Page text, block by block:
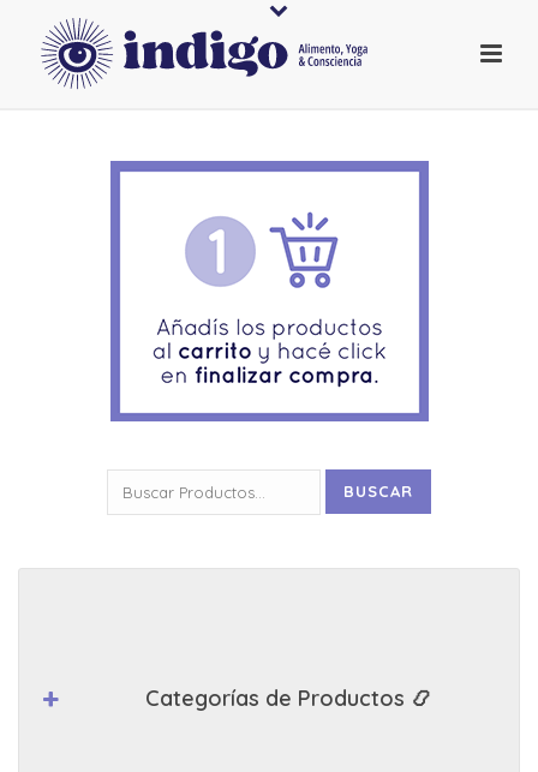
por:
BUSCAR
Categorías de Productos 📿